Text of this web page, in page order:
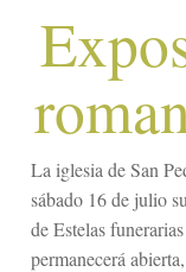
La iglesia de San
sábado 16 de julio
de Estelas
permanecerá